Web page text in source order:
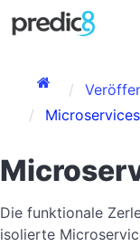
Die funktionale
isolierte